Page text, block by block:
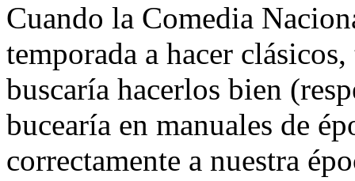
Cuando la Comedia
temporada a hacer
buscaría hacerlos bien
bucearía en manuales de
correctamente a nuestra